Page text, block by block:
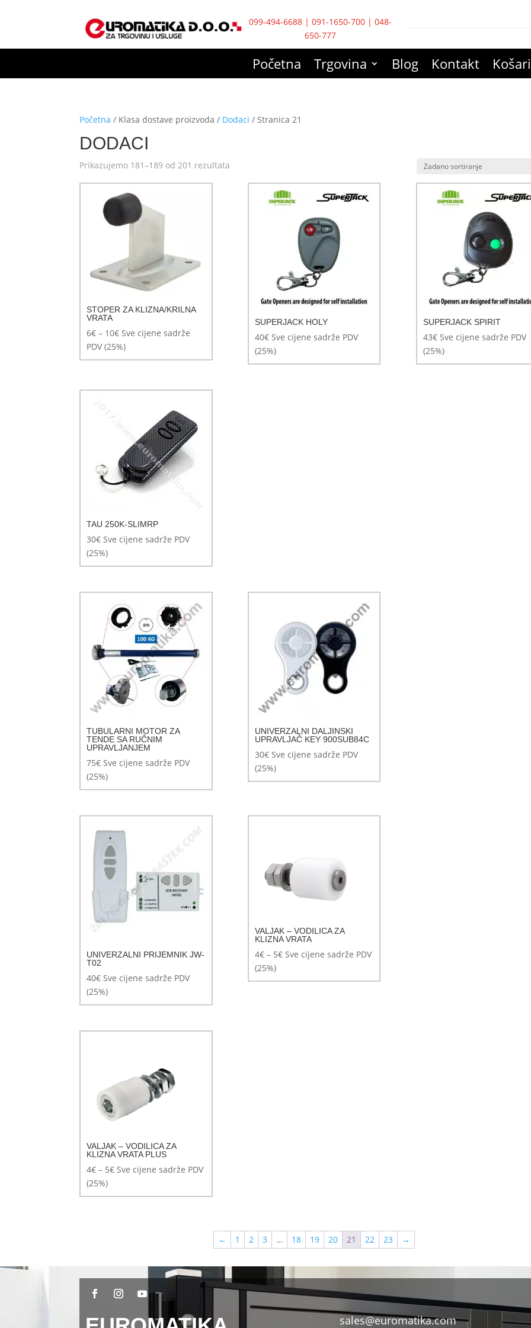
099-494-6688| 091-1650-700| 048-
650-777
Početna Trgovina Blog Kontakt
Početna / Klasa dostave proizvoda / Dodaci / Stranica 21
DODACI
Prikazujemo 181–189 od 201 rezultata
STOPER ZA KLIZNA/KRILNA
VRATA
6€ – 10€Raspon
cijena:
od
Sve cijene sadrže
PDV (25%)
SUPERJACK HOLY
40€ Sve cijene sadrže PDV
(25%)
SUPERJACK SPIRIT
43€ Sve cijene sadrže PDV
(25%)
TAU 250K-SLIMRP
30€ Sve cijene sadrže PDV
(25%)
TUBULARNI MOTOR ZA
TENDE SA RUČNIM
UPRAVLJANJEM
75€ Sve cijene sadrže PDV
(25%)
UNIVERZALNI DALJINSKI
UPRAVLJAČ KEY 900SUB84C
30€ Sve cijene sadrže PDV
(25%)
UNIVERZALNI PRIJEMNIK JW-
T02
40€ Sve cijene sadrže PDV
(25%)
VALJAK – VODILICA ZA
KLIZNA VRATA
4€ – 5€Raspon
od
Sve cijene sadrže PDV
(25%)
VALJAK – VODILICA ZA
KLIZNA VRATA PLUS
4€ – 5€Raspon
od
Sve cijene sadrže PDV
(25%)
← 1 2 3 … 18 19 20 21 22 23 →
sales@euromatika.com